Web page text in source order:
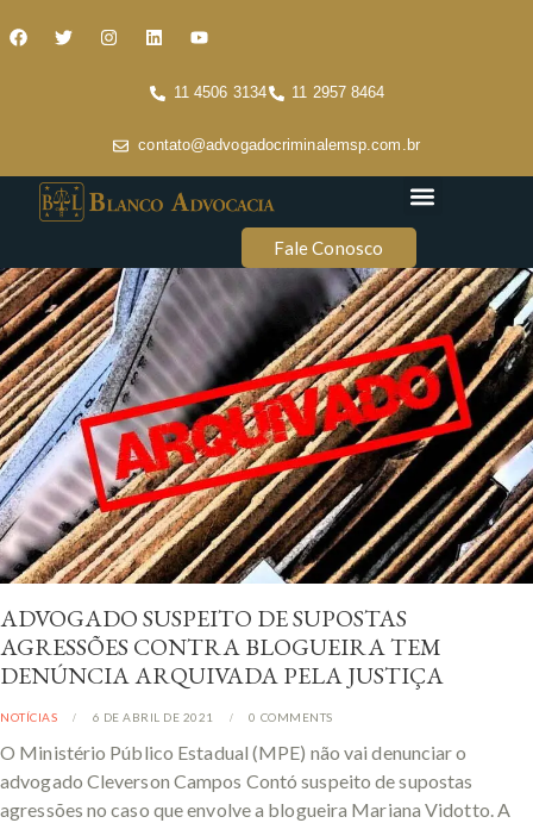
11 4506 3134 11 2957 8464
contato@advogadocriminalemsp.com.br
Fale Conosco
ADVOGADO SUSPEITO DE SUPOSTAS
AGRESSÕES CONTRA BLOGUEIRA TEM
DENÚNCIA ARQUIVADA PELA JUSTIÇA
NOTÍCIAS 6 DE ABRIL DE 2021 0 COMMENTS
O Ministério Público Estadual (MPE) não vai denunciar o
advogado Cleverson Campos Contó suspeito de supostas
agressões no caso que envolve a blogueira Mariana Vidotto. A